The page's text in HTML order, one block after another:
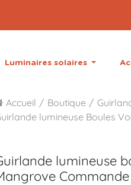
Luminaires solaires
Accueil Boutique
lumineuse Boules
lumineuse